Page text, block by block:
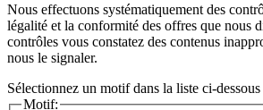
Nous effectuons systématiquement des
légalité et la conformité des offres que nous
contrôles vous constatez des contenus
nous le signaler.
Sélectionnez un motif dans la liste ci-dessous
Motif: